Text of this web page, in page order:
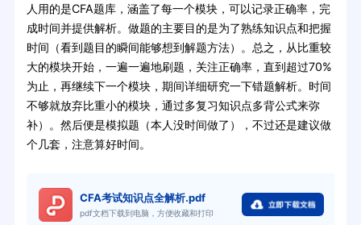
人用的是CFA题库，涵盖了每一个模块，可以记录正确率，完
成时间并提供解析。做题的主要目的是为了熟练知识点和把握
时间（看到题目的瞬间能够想到解题方法）。总之，从比重较
大的模块开始，一遍一遍地刷题，关注正确率，直到超过70%
为止，再继续下一个模块，期间详细研究一下错题解析。时间
不够就放弃比重小的模块，通过多复习知识点多背公式来弥
补）。然后便是模拟题（本人没时间做了），不过还是建议做
个几套，注意算好时间。
CFA考试知识点全解析.pdf
pdf文档下载到电脑，方便收藏和打印